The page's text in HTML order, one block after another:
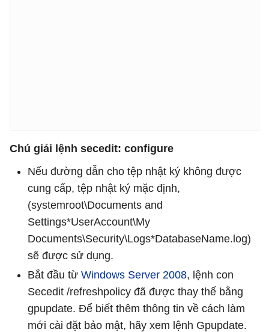
Chú giải lệnh secedit: configure
Nếu đường dẫn cho tệp nhật ký không được
cung cấp, tệp nhật ký mặc định,
(systemroot\Documents and
Settings*UserAccount\My
Documents\Security\Logs*DatabaseName.log)
sẽ được sử dụng.
Bắt đầu từ Windows Server 2008, lệnh con
Secedit /refreshpolicy đã được thay thế bằng
gpupdate. Để biết thêm thông tin về cách làm
mới cài đặt bảo mật, hãy xem lệnh Gpupdate.